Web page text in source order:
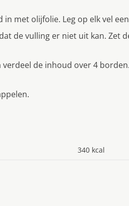
in met olijfolie. Leg op elk vel
de vulling er niet uit kan. Zet
verdeel de inhoud over 4
340 kcal